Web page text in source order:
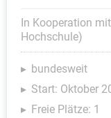
In Kooperation
Hochschule)
bundesweit
Start: Oktober
Freie Plätze: 1